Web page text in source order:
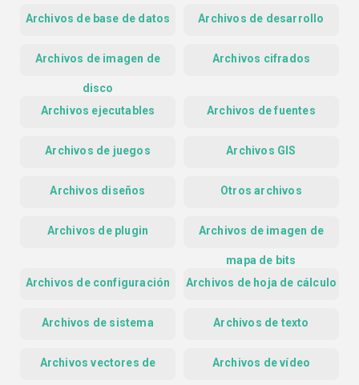
Archivos de base de datos Archivos de desarrollo
Archivos de imagen de
disco
Archivos cifrados
Archivos ejecutables Archivos de fuentes
Archivos de juegos Archivos GIS
Archivos diseños Otros archivos
Archivos de plugin Archivos de imagen de
mapa de bits
Archivos de configuración
Archivos de hoja de cálculo
Archivos de sistema Archivos de texto
Archivos vectores de Archivos de vídeo